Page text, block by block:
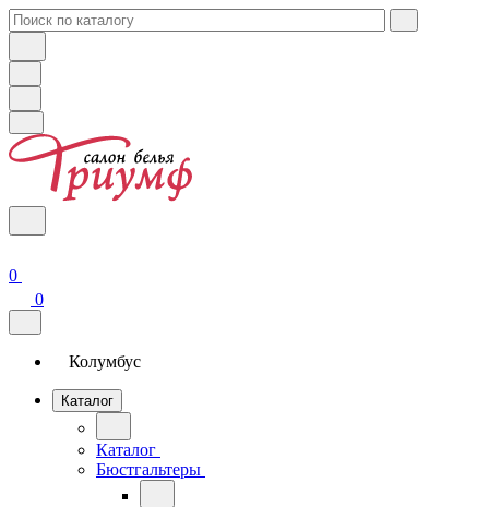
0
0
Колумбус
Каталог
Каталог
Бюстгальтеры